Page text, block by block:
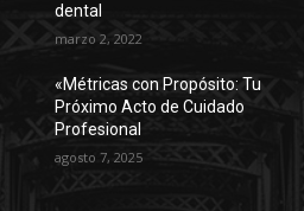
dental
marzo 2, 2022
«Métricas con Propósito: Tu
Próximo Acto de Cuidado
Profesional
agosto 7, 2025